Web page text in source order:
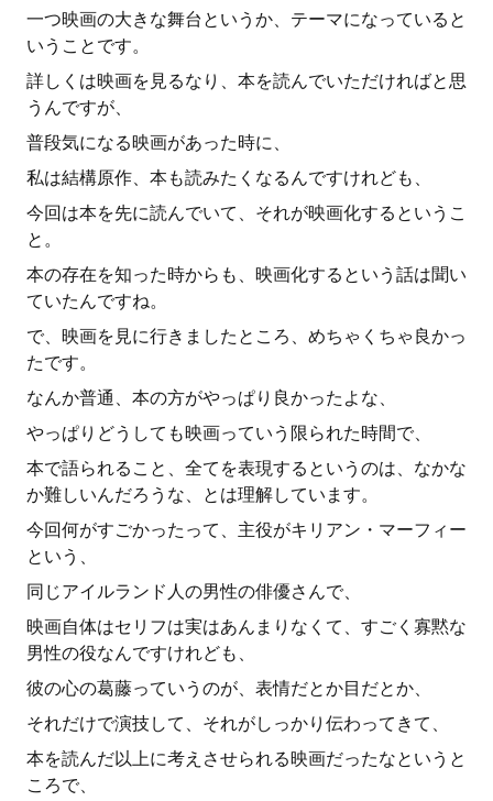
一つ映画の大きな舞台というか、テーマになっていると
いうことです。
詳しくは映画を見るなり、本を読んでいただければと思
うんですが、
普段気になる映画があった時に、
私は結構原作、本も読みたくなるんですけれども、
今回は本を先に読んでいて、それが映画化するというこ
と。
本の存在を知った時からも、映画化するという話は聞い
ていたんですね。
で、映画を見に行きましたところ、めちゃくちゃ良かっ
たです。
なんか普通、本の方がやっぱり良かったよな、
やっぱりどうしても映画っていう限られた時間で、
本で語られること、全てを表現するというのは、なかな
か難しいんだろうな、とは理解しています。
今回何がすごかったって、主役がキリアン・マーフィー
という、
同じアイルランド人の男性の俳優さんで、
映画自体はセリフは実はあんまりなくて、すごく寡黙な
男性の役なんですけれども、
彼の心の葛藤っていうのが、表情だとか目だとか、
それだけで演技して、それがしっかり伝わってきて、
本を読んだ以上に考えさせられる映画だったなというと
ころで、